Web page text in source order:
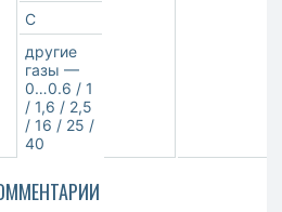
С
другие
газы —
0…0.6 / 1
/ 1,6 / 2,5
/ 16 / 25 /
40